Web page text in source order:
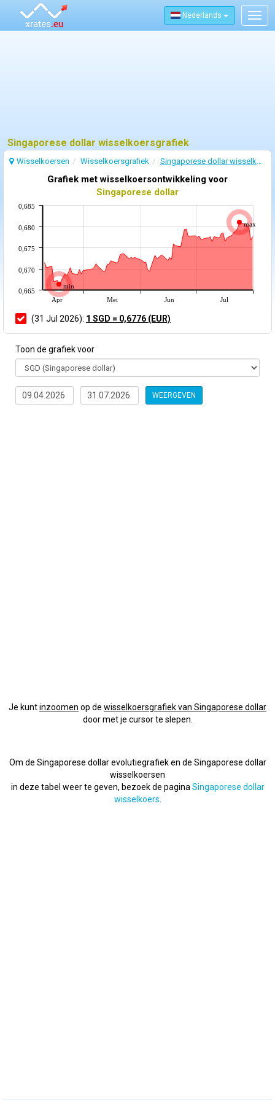
Nederlands
Singaporese dollar wisselkoersgrafiek
Wisselkoersen Wisselkoersgrafiek Singaporese dollar wisselkoers
Grafiek met wisselkoersontwikkeling voor
Singaporese dollar
min
max
Apr Mei Jun Jul
0,665
0,670
0,675
0,680
0,685
(31 Jul 2026): 1 SGD = 0,6776 (EUR)
Toon de grafiek voor
WEERGEVEN
Je kuntinzoomen op de wisselkoersgrafiek van Singaporese dollar
door met je cursor te slepen.
Om de Singaporese dollar evolutiegrafiek en de Singaporese dollar
wisselkoersen
in deze tabel weer te geven, bezoek de pagina Singaporese dollar
wisselkoers